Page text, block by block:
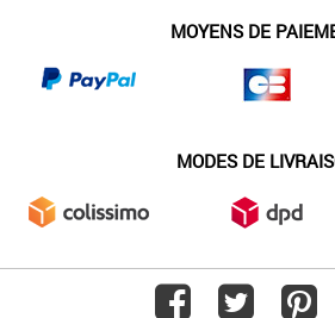
MOYENS DE
MODES DE